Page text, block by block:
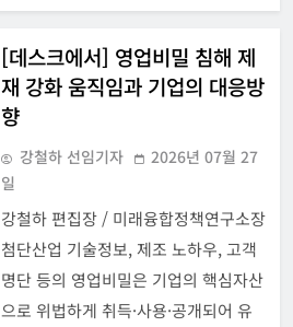
[데스크에서] 영업비밀 침해 제
재 강화 움직임과 기업의 대응방
향
강철하 선임기자
2026년 07월 27
일
강철하 편집장 / 미래융합정책연구소장
첨단산업 기술정보, 제조 노하우, 고객
명단 등의 영업비밀은 기업의 핵심자산
으로 위법하게 취득·사용·공개되어 유